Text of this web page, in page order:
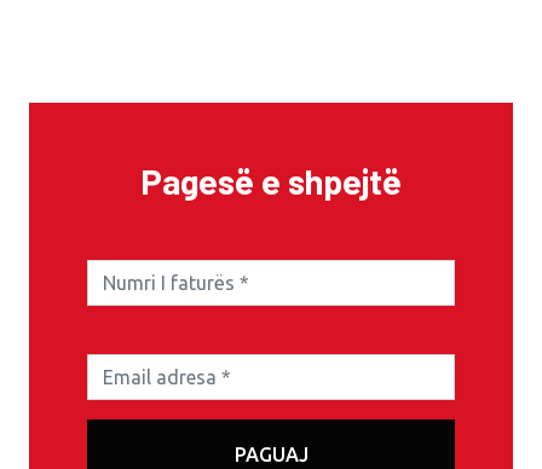
Pagesë e shpejtë